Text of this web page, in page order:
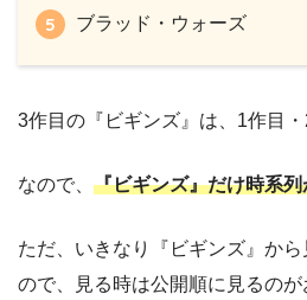
ブラッド・ウォーズ
3作目の『ビギンズ』は、1作目・
なので、 『ビギンズ』だけ時系
ただ、いきなり『ビギンズ』か
ので、見る時は公開順に見るのが